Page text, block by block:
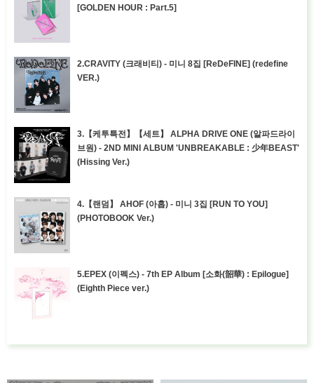
[GOLDEN HOUR : Part.5]
2.CRAVITY (크래비티) - 미니 8집 [ReDeFINE] (redefine
VER.)
3.【케투특전】【세트】 ALPHA DRIVE ONE (알파드라이
브원) - 2ND MINI ALBUM 'UNBREAKABLE : 少年BEAST'
(Hissing Ver.)
4.【랜덤】 AHOF (아홉) - 미니 3집 [RUN TO YOU]
(PHOTOBOOK Ver.)
5.EPEX (이펙스) - 7th EP Album [소화(韶華) : Epilogue]
(Eighth Piece ver.)